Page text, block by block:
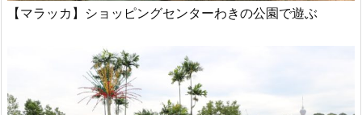
【マラッカ】ショッピングセンターわきの公園で遊ぶ